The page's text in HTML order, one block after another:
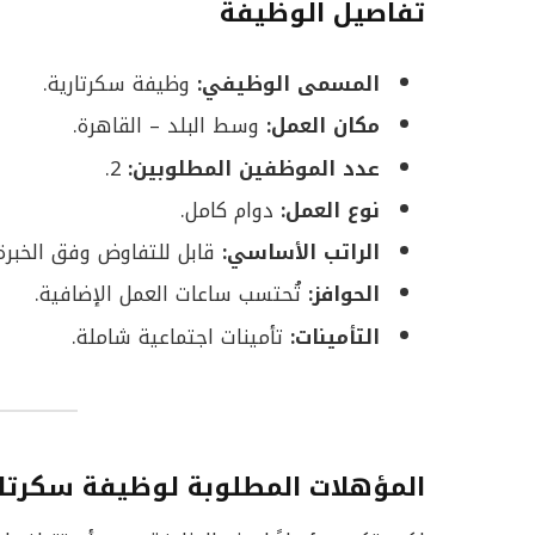
تفاصيل الوظيفة
المسمى الوظيفي: وظيفة سكرتارية.
مكان العمل: وسط البلد – القاهرة.
عدد الموظفين المطلوبين:
نوع العمل: دوام كامل.
الراتب الأساسي: قابل للتفاوض وفق
الحوافز: تُحتسب ساعات العمل الإضافية.
التأمينات: تأمينات اجتماعية شاملة.
المؤهلات المطلوبة لوظيفة